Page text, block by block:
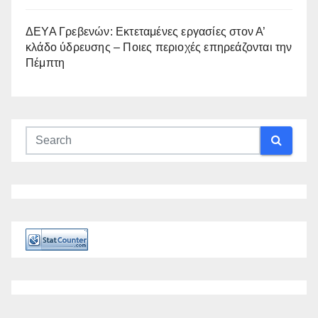
ΔΕΥΑ Γρεβενών: Εκτεταμένες εργασίες στον Α’
κλάδο ύδρευσης – Ποιες περιοχές επηρεάζονται την
Πέμπτη